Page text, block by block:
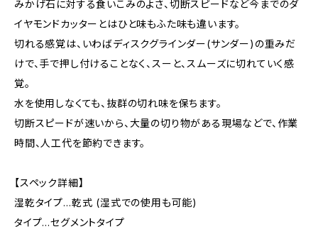
みかげ石に対する食いこみのよさ、切断スピードなど今までのダ
イヤモンドカッターとはひと味もふた味も違います。
切れる感覚は、いわばディスクグラインダー(サンダー)の重みだ
けで、手で押し付けることなく、スーと、スムーズに切れていく感
覚。
水を使用しなくても、抜群の切れ味を保ちます。
切断スピードが速いから、大量の切り物がある現場などで、作業
時間、人工代を節約できます。
【スペック詳細】
湿乾タイプ…乾式 (湿式での使用も可能)
タイプ…セグメントタイプ